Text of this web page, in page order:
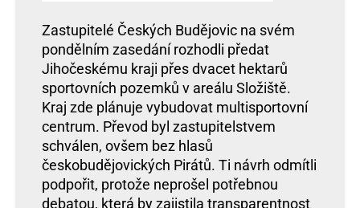
Zastupitelé Českých Budějovic na svém
pondělním zasedání rozhodli předat
Jihočeskému kraji přes dvacet hektarů
sportovních pozemků v areálu Složiště.
Kraj zde plánuje vybudovat multisportovní
centrum. Převod byl zastupitelstvem
schválen, ovšem bez hlasů
českobudějovických Pirátů. Ti návrh odmítli
podpořit, protože neprošel potřebnou
debatou, která by zajistila transparentnost